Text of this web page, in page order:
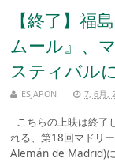
【終了】福
ムール』、
スティバル
ESJAPON 7, 6月,
こちらの上映は終
れる、第18回マドリ
Alemán de Madrid)